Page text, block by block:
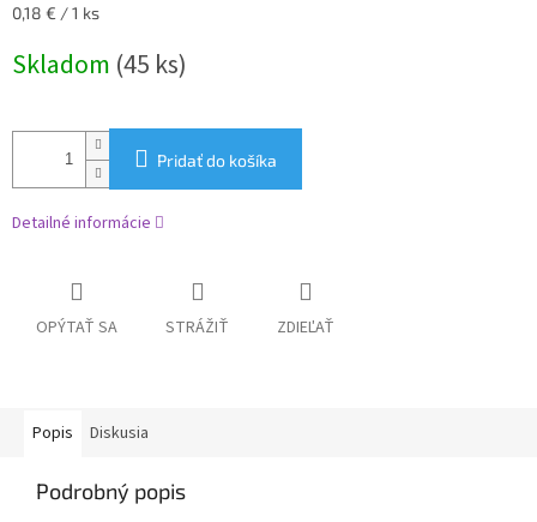
Jednotková
0,18 € / 1 ks
Skladom (45 ks)
Pridať do košíka
Detailné informácie
OPÝTAŤ SA STRÁŽIŤ ZDIEĽAŤ
Popis Diskusia
Podrobný popis